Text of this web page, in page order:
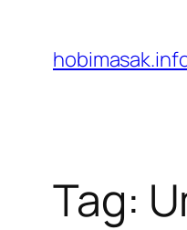
content
Tag: